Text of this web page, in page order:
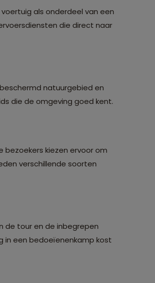
als onderdeel van een
die direct naar
natuurgebied en
die de omgeving goed kent.
bezoekers kiezen ervoor om
verschillende soorten
de tour en de inbegrepen
in een bedoeïenenkamp kost